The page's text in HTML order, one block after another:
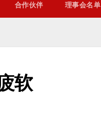
合作伙伴 理事会名单
软